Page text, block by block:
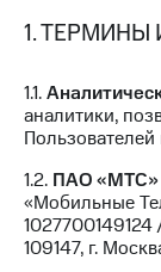
SIM-
eSIM
карта
для
при
МТС
Деньги
и
ТВ
с
1. ТЕРМИНЫ
1.1.
аналитики,
1.2. ПАО «МТС»
«Мобильные
109147, г.